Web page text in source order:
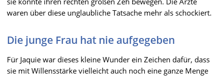
waren über diese unglaubliche Tatsache mehr als schockiert.
Die junge Frau hat nie aufgegeben
Für Jaquie war dieses kleine Wunder ein Zeichen dafür, dass
sie mit Willensstärke vielleicht auch noch eine ganze Menge